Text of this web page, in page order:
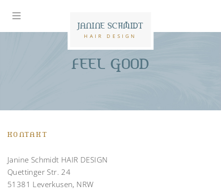
JANINE SCHMIDT
HAIR DESIGN
FEEL GOOD
KONTAKT
Janine Schmidt HAIR DESIGN
Quettinger Str. 24
51381 Leverkusen, NRW